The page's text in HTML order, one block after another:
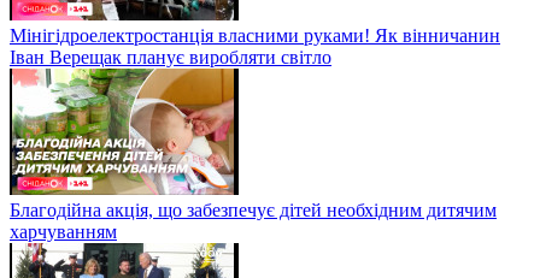
Мінігідроелектростанція власними руками! Як вінничанин
Іван Верещак планує виробляти світло
Благодійна акція, що забезпечує дітей необхідним дитячим
харчуванням